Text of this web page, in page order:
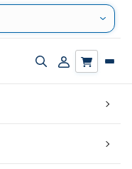
Zapnout/vypnout
Přihlásit/